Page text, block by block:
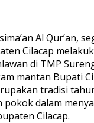
Al Qur’an,
Cilacap
di TMP
mantan Bupati
tradisi
pokok dalam
Cilacap.